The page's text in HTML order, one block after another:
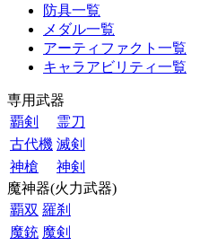
防具一覧
メダル一覧
アーティファクト一覧
キャラアビリティ一覧
専用武器
覇剣
霊刀
古代機 滅剣
神槍
神剣
魔神器(火力武器)
覇双 羅刹
魔銃 魔剣